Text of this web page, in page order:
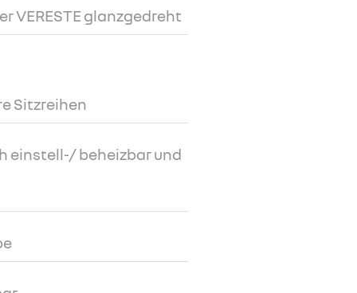
VERESTE glanzgedreht
Sitzreihen
einstell-/ beheizbar und